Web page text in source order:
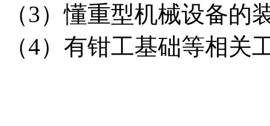
（3）懂重型机械设备的
（4）有钳工基础等相关